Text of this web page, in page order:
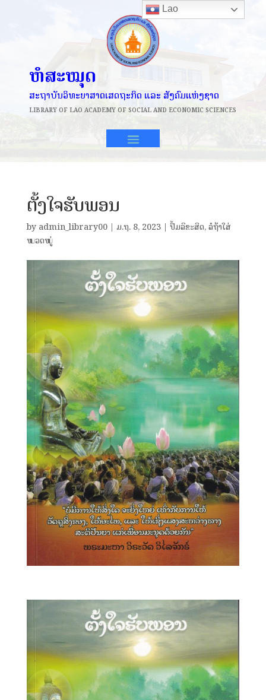
ຫໍສະໝຸດ
ສະຖາບັນວິທະຍາສາດເສດຖະກິດ ແລະ ສັງຄົມແຫ່ງຊາດ
LIBRARY OF LAO ACADEMY OF SOCIAL AND ECONOMIC SCIENCES
ຕັ້ງໃຈຮັບພອນ
by admin_library00| ມ.ຖ. 8, 2023| ປຶ້ມລິຂະສິດ,ລໍຖ້າໃສ່
ໝວດໝູ່
Lao